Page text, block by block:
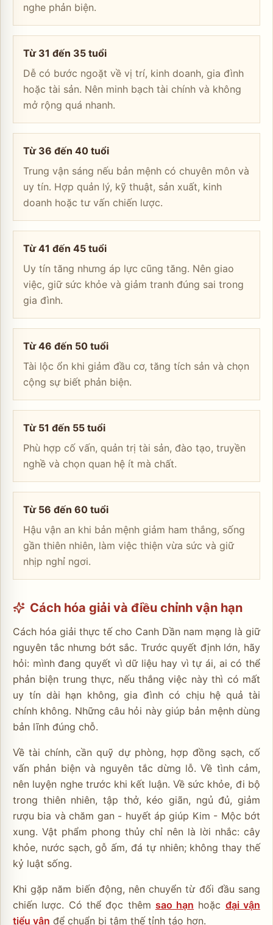
nghe phản biện.
Từ 31 đến 35 tuổi
Dễ có bước ngoặt về vị trí, kinh doanh, gia đình
hoặc tài sản. Nên minh bạch tài chính và không
mở rộng quá nhanh.
Từ 36 đến 40 tuổi
Trung vận sáng nếu bản mệnh có chuyên môn và
uy tín. Hợp quản lý, kỹ thuật, sản xuất, kinh
doanh hoặc tư vấn chiến lược.
Từ 41 đến 45 tuổi
Uy tín tăng nhưng áp lực cũng tăng. Nên giao
việc, giữ sức khỏe và giảm tranh đúng sai trong
gia đình.
Từ 46 đến 50 tuổi
Tài lộc ổn khi giảm đầu cơ, tăng tích sản và chọn
cộng sự biết phản biện.
Từ 51 đến 55 tuổi
Phù hợp cố vấn, quản trị tài sản, đào tạo, truyền
nghề và chọn quan hệ ít mà chất.
Từ 56 đến 60 tuổi
Hậu vận an khi bản mệnh giảm ham thắng, sống
gần thiên nhiên, làm việc thiện vừa sức và giữ
nhịp nghỉ ngơi.
Cách hóa giải và điều chỉnh vận hạn
Cách hóa giải thực tế cho Canh Dần nam mạng là giữ
nguyên tắc nhưng bớt sắc. Trước quyết định lớn, hãy
hỏi: mình đang quyết vì dữ liệu hay vì tự ái, ai có thể
phản biện trung thực, nếu thắng việc này thì có mất
uy tín dài hạn không, gia đình có chịu hệ quả tài
chính không. Những câu hỏi này giúp bản mệnh dùng
bản lĩnh đúng chỗ.
Về tài chính, cần quỹ dự phòng, hợp đồng sạch, cố
vấn phản biện và nguyên tắc dừng lỗ. Về tình cảm,
nên luyện nghe trước khi kết luận. Về sức khỏe, đi bộ
trong thiên nhiên, tập thở, kéo giãn, ngủ đủ, giảm
rượu bia và chăm gan - huyết áp giúp Kim - Mộc bớt
xung. Vật phẩm phong thủy chỉ nên là lời nhắc: cây
khỏe, nước sạch, gỗ ấm, đá tự nhiên; không thay thế
kỷ luật sống.
Khi gặp năm biến động, nên chuyển từ đối đầu sang
chiến lược. Có thể đọc thêm sao hạn hoặc đại vận
tiểu vận để chuẩn bị tâm thế tỉnh táo hơn.